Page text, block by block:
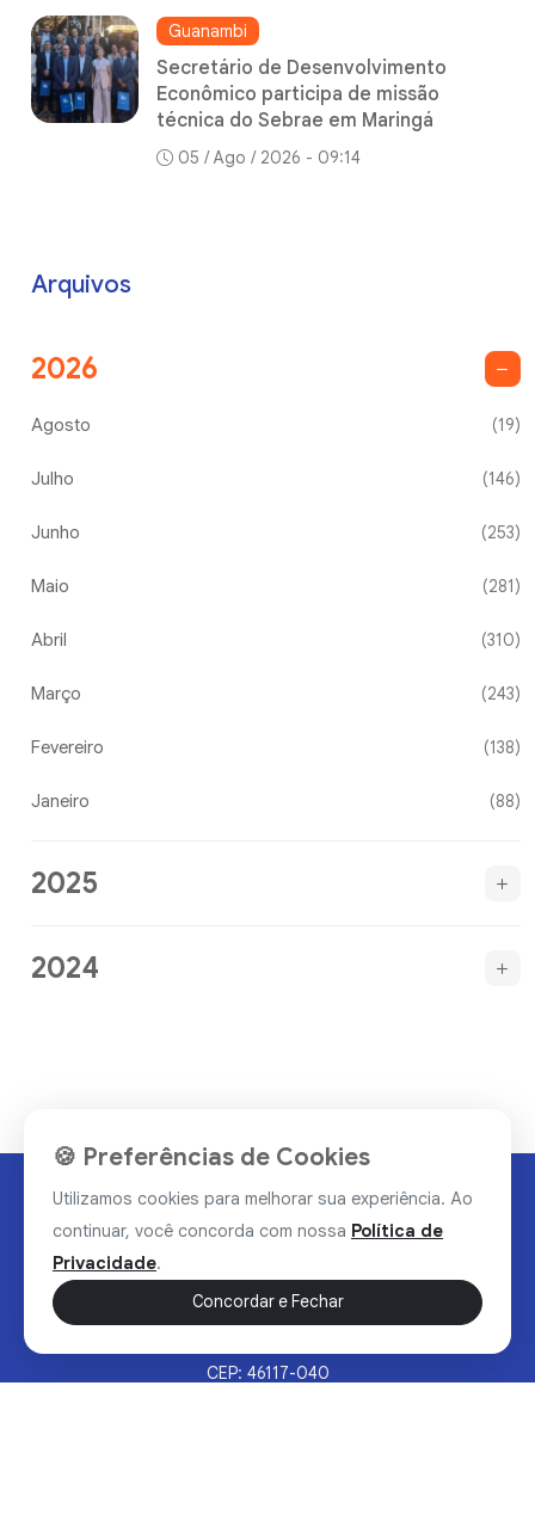
Guanambi
Secretário de Desenvolvimento
Econômico participa de missão
técnica do Sebrae em Maringá
05 / Ago / 2026 - 09:14
Arquivos
2026
Agosto (19)
Julho (146)
Junho (253)
Maio (281)
Abril (310)
Março (243)
Fevereiro (138)
Janeiro (88)
2025
2024
CEP: 46117-040
🍪 Preferências de Cookies
Utilizamos cookies para melhorar sua experiência. Ao
continuar, você concorda com nossa Política de
Privacidade.
Concordar e Fechar